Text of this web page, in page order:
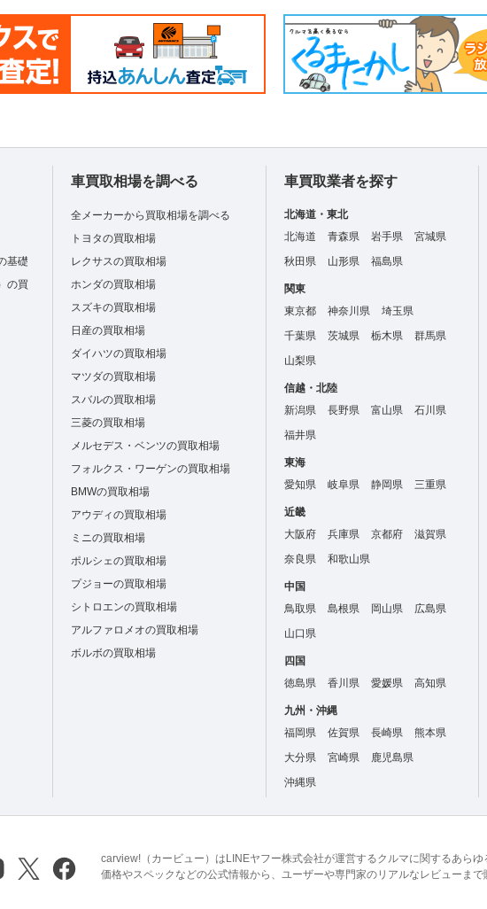
基礎
の買
車買取相場を調べる
全メーカーから買取相場を調べる
トヨタの買取相場
レクサスの買取相場
ホンダの買取相場
スズキの買取相場
日産の買取相場
ダイハツの買取相場
マツダの買取相場
スバルの買取相場
三菱の買取相場
メルセデス・ベンツの買取相場
フォルクス・ワーゲンの買取相場
BMWの買取相場
アウディの買取相場
ミニの買取相場
ポルシェの買取相場
プジョーの買取相場
シトロエンの買取相場
アルファロメオの買取相場
ボルボの買取相場
車買取業者を探す
北海道・東北
北海道
青森県 岩手県
宮城県
秋田県
山形県 福島県
関東
東京都
神奈川県
埼玉県
千葉県
茨城県 栃木県
群馬県
山梨県
信越・北陸
新潟県
長野県 富山県
石川県
福井県
東海
愛知県
岐阜県 静岡県 三重県
近畿
大阪府
兵庫県 京都府
滋賀県
奈良県
和歌山県
中国
鳥取県
島根県 岡山県
広島県
山口県
四国
徳島県
香川県 愛媛県 高知県
九州・沖縄
福岡県
佐賀県 長崎県
熊本県
大分県
宮崎県
鹿児島県
沖縄県
carview!（カービュー）はLINEヤフー株式会社が運営するクルマに関するあらゆ
価格やスペックなどの公式情報から、ユーザーや専門家のリアルなレビューまで